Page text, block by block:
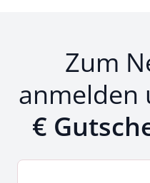
Zum
anmelden
€